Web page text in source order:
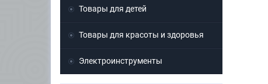
Товары для детей
Товары для красоты и здоровья
Электроинструменты